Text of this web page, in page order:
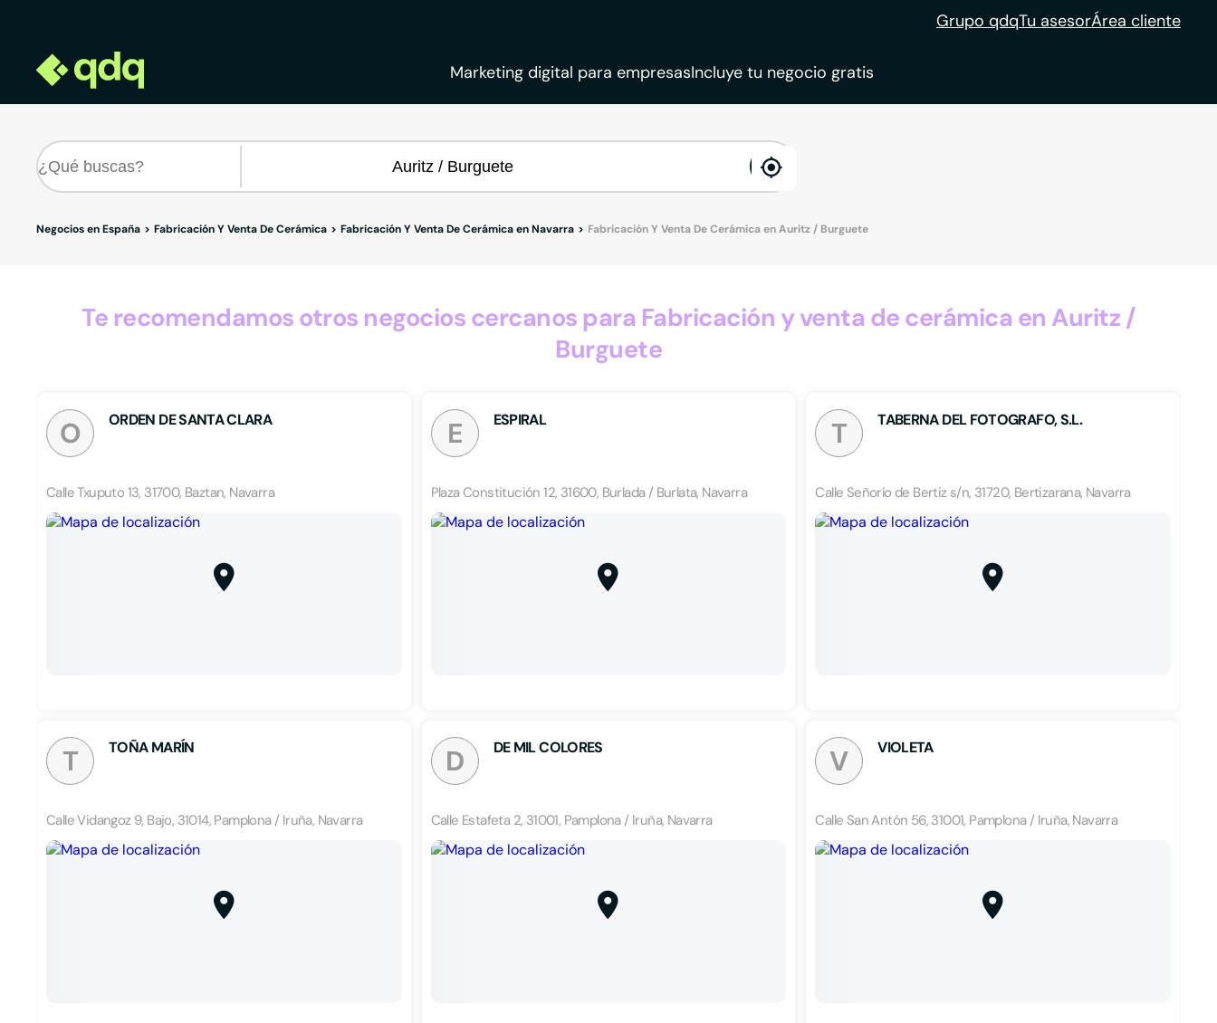
Grupo qdqTu asesorÁrea cliente
Marketing digital para empresasIncluye tu negocio gratis
enable
Negocios en España Fabricación Y Venta De Cerámica Fabricación Y Venta De Cerámica en Navarra Fabricación Y Venta De Cerámica en Auritz / Burguete
Te recomendamos otros negocios cercanos para Fabricación y venta de cerámica en Auritz /
Burguete
O ORDEN DE SANTA CLARA
Calle Txuputo 13, 31700, Baztan, Navarra
E ESPIRAL
Plaza Constitución 12, 31600, Burlada / Burlata, Navarra
T TABERNA DEL FOTOGRAFO, S.L.
Calle Señorío de Bertiz s/n, 31720, Bertizarana, Navarra
T TOÑA MARÍN
Calle Vidangoz 9, Bajo, 31014, Pamplona / Iruña, Navarra
D DE MIL COLORES
Calle Estafeta 2, 31001, Pamplona / Iruña, Navarra
V VIOLETA
Calle San Antón 56, 31001, Pamplona / Iruña, Navarra